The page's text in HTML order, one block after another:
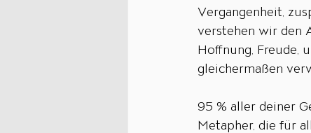
Vergangenheit,
verstehen wir den
Hoffnung, Freude,
gleichermaßen
95 % aller deiner
Metapher, die für